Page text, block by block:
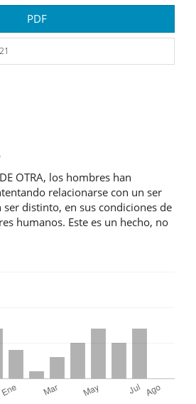
PDF
OTRA, los hombres han
relacionarse con un ser
distinto, en sus condiciones de
humanos. Este es un hecho, no